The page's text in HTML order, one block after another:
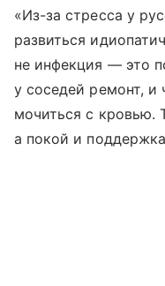
«Из-за стресса у
развиться
не инфекция — это
у соседей ремонт, и
мочиться с кровью.
а покой и